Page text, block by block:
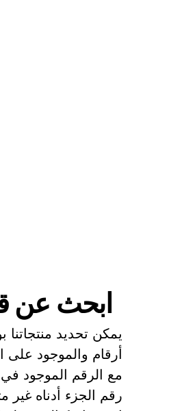
ابحث عن
يمكن تحديد
أرقام والموجود على
مع الرقم الموجود
رقم الجزء أدناه